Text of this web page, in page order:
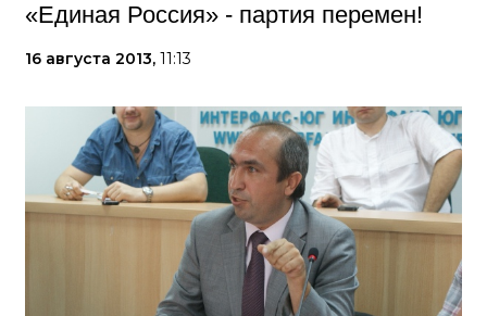
«Единая Россия» - партия перемен!
16 августа 2013, 11:13